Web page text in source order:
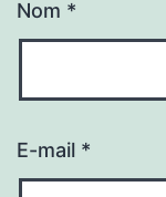
Nom *
E-mail *